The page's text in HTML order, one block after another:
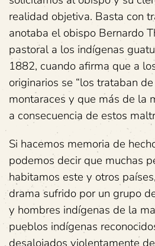
realidad objetiva. Basta con
anotaba el obispo Bernardo
pastoral a los indígenas
1882, cuando afirma que a
originarios se “los trataban
montaraces y que más de la
a consecuencia de estos
Si hacemos memoria de
podemos decir que muchas
habitamos este y otros
drama sufrido por un grupo
y hombres indígenas de la
pueblos indígenas
desalojados violentamente